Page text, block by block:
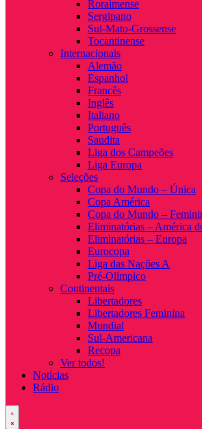
Roraimense
Sergipano
Sul-Mato-Grossense
Tocantinense
Internacionais
Alemão
Espanhol
Francês
Inglês
Italiano
Português
Saudita
Liga dos Campeões
Liga Europa
Seleções
Copa do Mundo – Única
Copa América
Copa do Mundo –
Eliminatórias – América
Eliminatórias – Europa
Eurocopa
Liga das Nações A
Pré-Olímpico
Continentais
Libertadores
Libertadores Feminina
Mundial
Sul-Americana
Recopa
Ver todos!
Notícias
Rádio